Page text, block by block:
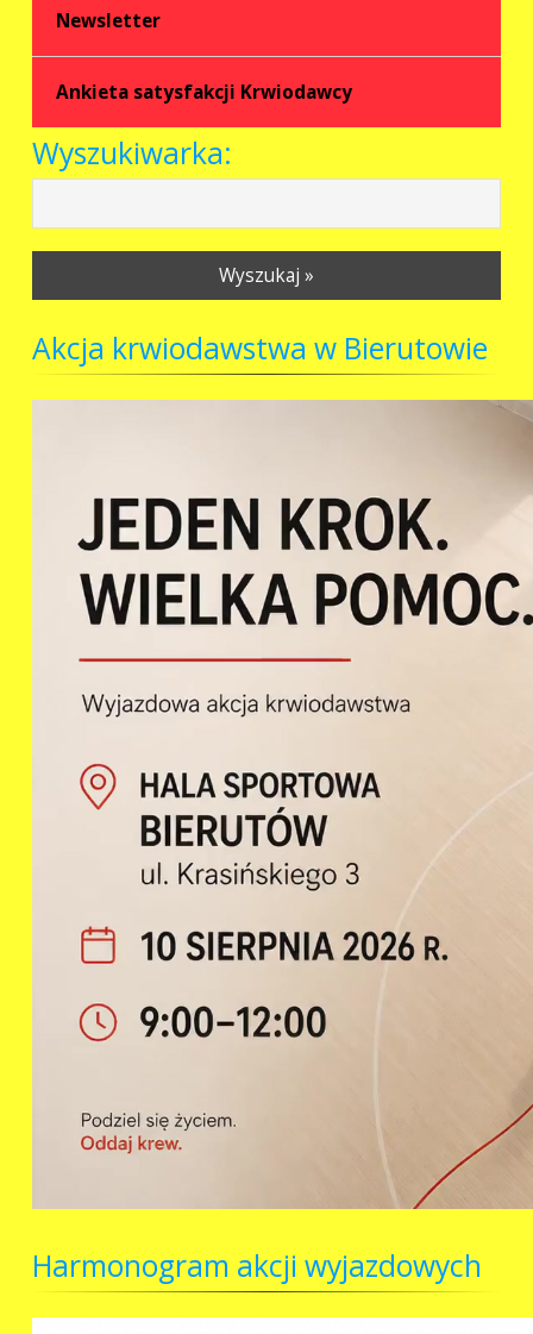
Newsletter
Ankieta satysfakcji Krwiodawcy
Wyszukiwarka:
Wyszukaj »
Akcja krwiodawstwa w Bierutowie
Harmonogram akcji wyjazdowych